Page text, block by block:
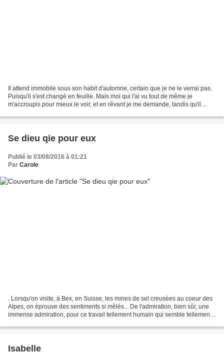
Il attend immobile sous son habit d'automne, certain que je ne le verrai pas.
Puisqu'il s'est changé en feuille. Mais moi qui l'ai vu tout de même je
m'accroupis pour mieux le voir, et en rêvant je me demande, tandis qu'il
Se dieu qie pour eux
Publié le 03/08/2016 à 01:21
Par Carole
. Lorsqu'on visite, à Bex, en Suisse, les mines de sel creusées au coeur des
Alpes, on éprouve des sentiments si mêlés... De l'admiration, bien sûr, une
immense admiration, pour ce travail tellement humain qui semble tellement
Isabelle